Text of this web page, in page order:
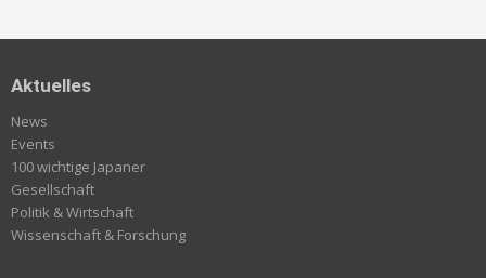
Aktuelles
News
Events
100 wichtige Japaner
Gesellschaft
Politik & Wirtschaft
Wissenschaft & Forschung